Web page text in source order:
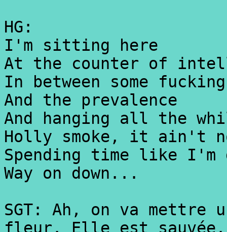
HG:
I'm sitting here
At the counter of
In between some
And the prevalence
And hanging all the
Holly smoke, it ain't
Spending time like I'm
Way on down...
SGT: Ah, on va
fleur. Elle est